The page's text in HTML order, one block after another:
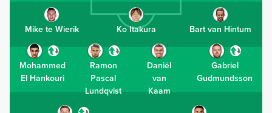
Mike te Wierik Ko Itakura Bart van Hintum
Mohammed
El Hankouri
Ramon
Pascal
Lundqvist
Daniël
van
Kaam
Gabriel
Gudmundsson